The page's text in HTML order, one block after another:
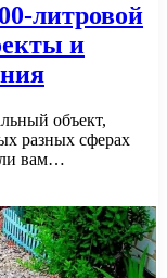
литровой
и
объект,
разных сферах
ли вам…